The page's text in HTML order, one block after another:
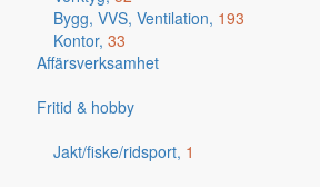
Bygg, VVS, Ventilation, 193
Kontor, 33
Affärsverksamhet
Fritid & hobby
Jakt/fiske/ridsport, 1